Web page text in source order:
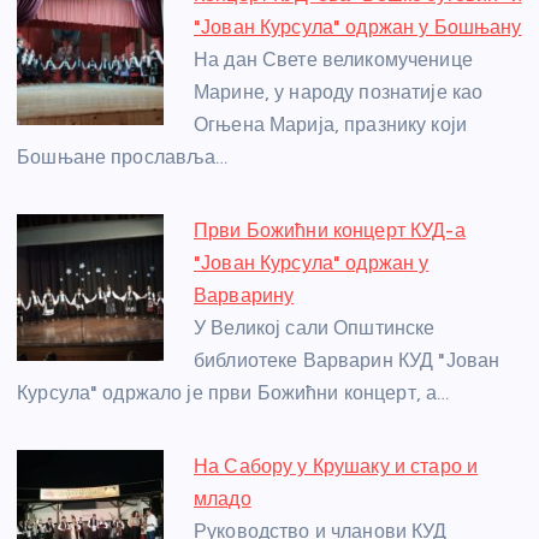
b
o
o
k
n
g
er
A
p
p
g
e
st
"Јован Курсула" одржан у Бошњану
На дан Свете великомученице
Марине, у народу познатије као
Огњена Марија, празнику који
Бошњане прославља…
Први Божићни концерт КУД-а
"Јован Курсула" одржан у
Варварину
У Великој сали Општинске
библиотеке Варварин КУД "Јован
Курсула" одржало је први Божићни концерт, а…
На Сабору у Крушаку и старо и
младо
Руководство и чланови КУД